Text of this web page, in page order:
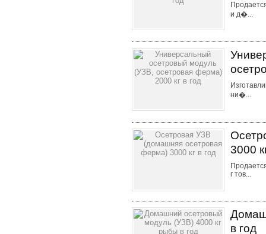
и д�...
ни�...
3000
г тов...
в год